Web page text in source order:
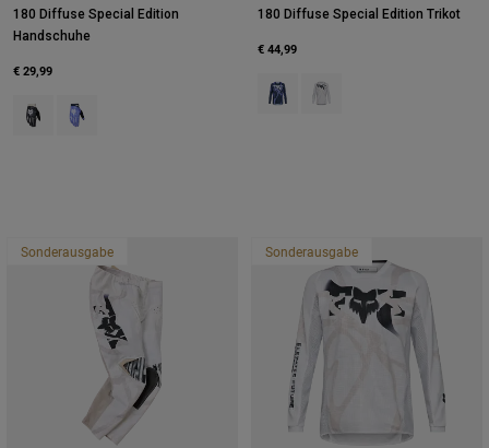
180 Diffuse Special Edition
Handschuhe
€ 29,99
Product swatch type of Schwarz.
Product swatch type of Purple Dove.
180 Diffuse Special Edition Trikot
€ 44,99
Product swatch type of Blaubeere.
Product swatch type of
Sonderausgabe Sonderausgabe